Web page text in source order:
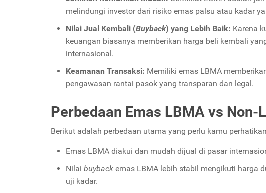
melindungi investor dari risiko emas palsu atau kadar
Nilai Jual Kembali (Buyback) yang Lebih Baik: Karena
keuangan biasanya memberikan harga beli kembali
internasional.
Keamanan Transaksi: Memiliki emas LBMA
pengawasan rantai pasok yang transparan dan legal.
Perbedaan Emas LBMA vs Non-
Berikut adalah perbedaan utama yang perlu kamu
Emas LBMA diakui dan mudah dijual di pasar
Nilai buyback emas LBMA lebih stabil mengikuti harga
uji kadar.